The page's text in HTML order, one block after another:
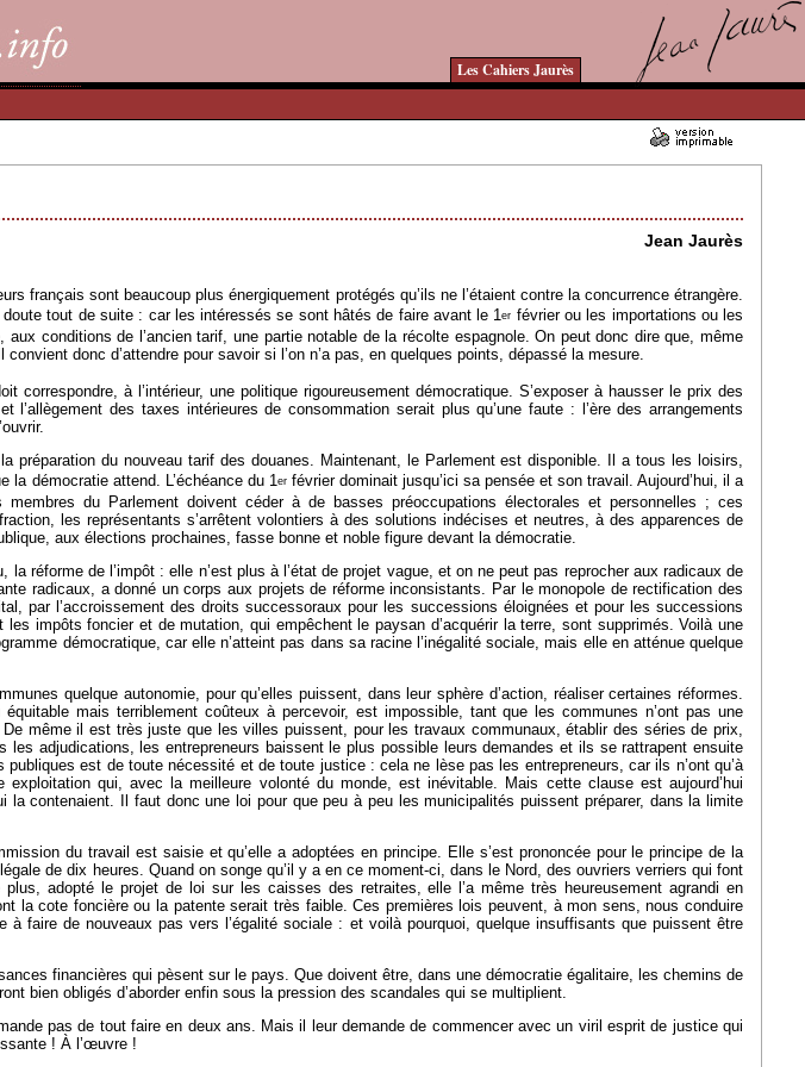
Les Cahiers Jaurès
Jean Jaurès
français sont beaucoup plus énergiquement protégés qu’ils ne l’étaient contre la concurrence étrangère.
tout de suite : car les intéressés se sont hâtés de faire avant le 1er février ou les importations ou les
conditions de l’ancien tarif, une partie notable de la récolte espagnole. On peut donc dire que, même
donc d’attendre pour savoir si l’on n’a pas, en quelques points, dépassé la mesure.
à l’intérieur, une politique rigoureusement démocratique. S’exposer à hausser le prix des
des taxes intérieures de consommation serait plus qu’une faute : l’ère des arrangements
préparation du nouveau tarif des douanes. Maintenant, le Parlement est disponible. Il a tous les loisirs,
la démocratie attend. L’échéance du 1erfévrier dominait jusqu’ici sa pensée et son travail. Aujourd’hui, il a
du Parlement doivent céder à de basses préoccupations électorales et personnelles ; ces
les représentants s’arrêtent volontiers à des solutions indécises et neutres, à des apparences de
aux élections prochaines, fasse bonne et noble figure devant la démocratie.
réforme de l’impôt : elle n’est plus à l’état de projet vague, et on ne peut pas reprocher aux radicaux de
radicaux, a donné un corps aux projets de réforme inconsistants. Par le monopole de rectification des
par l’accroissement des droits successoraux pour les successions éloignées et pour les successions
impôts foncier et de mutation, qui empêchent le paysan d’acquérir la terre, sont supprimés. Voilà une
démocratique, car elle n’atteint pas dans sa racine l’inégalité sociale, mais elle en atténue quelque
quelque autonomie, pour qu’elles puissent, dans leur sphère d’action, réaliser certaines réformes.
mais terriblement coûteux à percevoir, est impossible, tant que les communes n’ont pas une
même il est très juste que les villes puissent, pour les travaux communaux, établir des séries de prix,
adjudications, les entrepreneurs baissent le plus possible leurs demandes et ils se rattrapent ensuite
est de toute nécessité et de toute justice : cela ne lèse pas les entrepreneurs, car ils n’ont qu’à
qui, avec la meilleure volonté du monde, est inévitable. Mais cette clause est aujourd’hui
contenaient. Il faut donc une loi pour que peu à peu les municipalités puissent préparer, dans la limite
du travail est saisie et qu’elle a adoptées en principe. Elle s’est prononcée pour le principe de la
de dix heures. Quand on songe qu’il y a en ce moment-ci, dans le Nord, des ouvriers verriers qui font
adopté le projet de loi sur les caisses des retraites, elle l’a même très heureusement agrandi en
la cote foncière ou la patente serait très faible. Ces premières lois peuvent, à mon sens, nous conduire
faire de nouveaux pas vers l’égalité sociale : et voilà pourquoi, quelque insuffisants que puissent être
financières qui pèsent sur le pays. Que doivent être, dans une démocratie égalitaire, les chemins de
bien obligés d’aborder enfin sous la pression des scandales qui se multiplient.
pas de tout faire en deux ans. Mais il leur demande de commencer avec un viril esprit de justice qui
! À l’œuvre !